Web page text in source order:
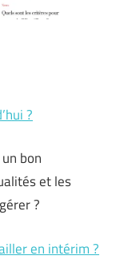
?
bon
et les
?
en intérim ?